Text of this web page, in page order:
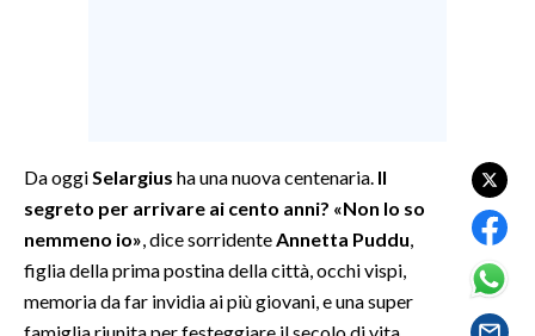
SALUTE
SARDEGNA TURISMO
SARDI NEL MONDO
Da oggi Selargius ha una nuova centenaria. Il
segreto per arrivare ai cento anni? «Non lo so
nemmeno io» , dice sorridente Annetta Puddu
figlia della prima postina della città, occhi vispi,
memoria da far invidia ai più giovani, e una super